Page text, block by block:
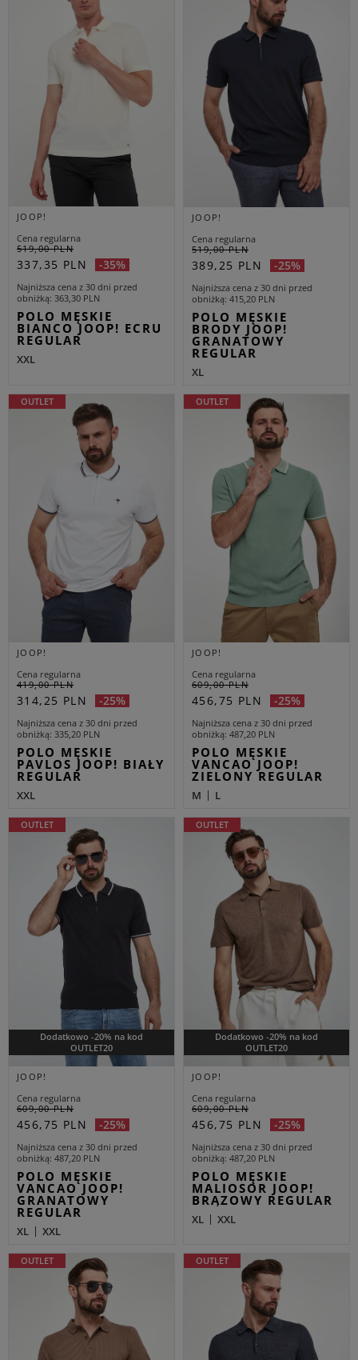
JOOP!
Cena regularna
519,00 PLN
337,35 PLN -35%
Najniższa cena z 30 dni przed
obniżką 363,30 PLN
POLO MĘSKIE
BIANCO JOOP! ECRU
REGULAR
XXL
JOOP!
Cena regularna
519,00 PLN
389,25 PLN -25%
Najniższa cena z 30 dni przed
obniżką 415,20 PLN
POLO MĘSKIE
BRODY JOOP!
GRANATOWY
REGULAR
XL
OUTLET
JOOP!
Cena regularna
419,00 PLN
314,25 PLN -25%
Najniższa cena z 30 dni przed
obniżką 335,20 PLN
POLO MĘSKIE
PAVLOS JOOP! BIAŁY
REGULAR
XXL
OUTLET
JOOP!
Cena regularna
609,00 PLN
456,75 PLN -25%
Najniższa cena z 30 dni przed
obniżką 487,20 PLN
POLO MĘSKIE
VANCAO JOOP!
ZIELONY REGULAR
M L
Dodatkowo -20% na kod
OUTLET20
OUTLET
JOOP!
Cena regularna
609,00 PLN
456,75 PLN -25%
Najniższa cena z 30 dni przed
obniżką 487,20 PLN
POLO MĘSKIE
VANCAO JOOP!
GRANATOWY
REGULAR
XL XXL
Dodatkowo -20% na kod
OUTLET20
OUTLET
JOOP!
Cena regularna
609,00 PLN
456,75 PLN -25%
Najniższa cena z 30 dni przed
obniżką 487,20 PLN
POLO MĘSKIE
MALIOSOR JOOP!
BRĄZOWY REGULAR
XL XXL
OUTLET OUTLET